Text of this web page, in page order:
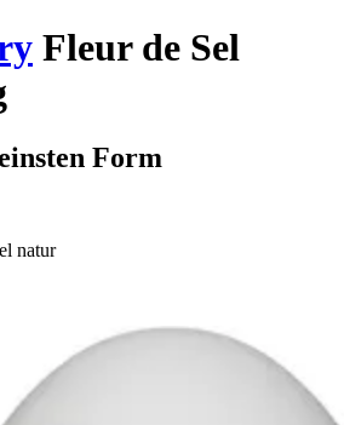
Fleur de Sel
Form
natur